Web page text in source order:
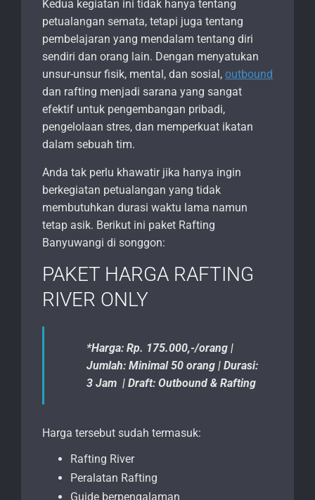
Kedua kegiatan ini tidak hanya tentang
petualangan semata, tetapi juga tentang
pembelajaran yang mendalam tentang diri
sendiri dan orang lain. Dengan menyatukan
unsur-unsur fisik, mental, dan sosial, outbound
dan rafting menjadi sarana yang sangat
efektif untuk pengembangan pribadi,
pengelolaan stres, dan memperkuat ikatan
dalam sebuah tim.
Anda tak perlu khawatir jika hanya ingin
berkegiatan petualangan yang tidak
membutuhkan durasi waktu lama namun
tetap asik. Berikut ini paket Rafting
Banyuwangi di songgon:
PAKET HARGA RAFTING
RIVER ONLY
*Harga: Rp. 175.000,-/orang |
Jumlah: Minimal 50 orang | Durasi:
3 Jam | Draft: Outbound & Rafting
Harga tersebut sudah termasuk:
Rafting River
Peralatan Rafting
Guide berpengalaman